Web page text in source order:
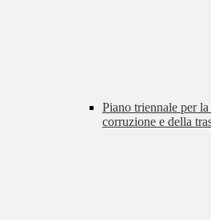
Piano triennale per
corruzione e della